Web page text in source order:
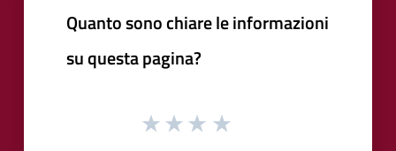
Quanto sono chiare le informazioni
su questa pagina?